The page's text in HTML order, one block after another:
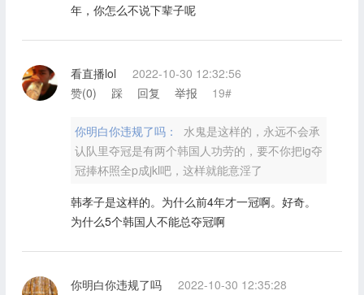
年，你怎么不说下辈子呢
看直播lol
2022-10-30 12:32:56
赞(0) 踩 回复 举报 19#
你明白你违规了吗：
水鬼是这样的，永远不会承
认队里夺冠是有两个韩国人功劳的，要不你把ig夺
冠捧杯照全p成jkl吧，这样就能意淫了
韩孝子是这样的。为什么前4年才一冠啊。好奇。
为什么5个韩国人不能总夺冠啊
你明白你违规了吗
2022-10-30 12:35:28